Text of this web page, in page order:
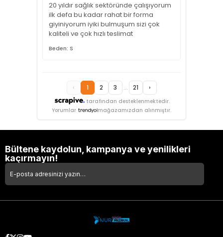
20 yıldır sağlık sektöründe çalışıyorum
ilk defa bu kadar rahat bir forma
giyiniyorum iyiki bulmuşum sizi çok
kaliteli ve çok hızlı teslimat
Beden: S
tarafından desteklenmektedir.
‹ 1 2 3 ... 21 ›
Yorumlar mağazamızdan alınmıştır.
Bültene kaydolun, kampanya ve yenilikleri
kaçırmayın!